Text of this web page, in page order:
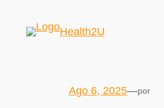
Health2U
Ago 6, 2025—por